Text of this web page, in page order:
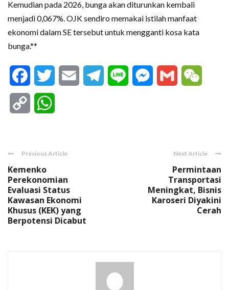
Kemudian pada 2026, bunga akan diturunkan kembali
menjadi 0,067%. OJK sendiro memakai istilah manfaat
ekonomi dalam SE tersebut untuk mengganti kosa kata
bunga.**
FacebookTwitter Email Telegram
Line Messenger
Gmail
Copy
Previous Article
Kemenko
Perekonomian
Evaluasi Status
Kawasan Ekonomi
Khusus (KEK) yang
Berpotensi Dicabut
Next Article
Permintaan
Transportasi
Meningkat, Bisnis
Karoseri Diyakini
Cerah